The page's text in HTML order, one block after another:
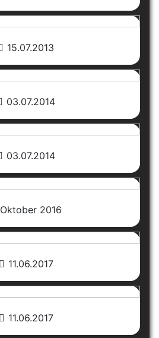
15.07.2013
03.07.2014
03.07.2014
Oktober 2016
11.06.2017
11.06.2017